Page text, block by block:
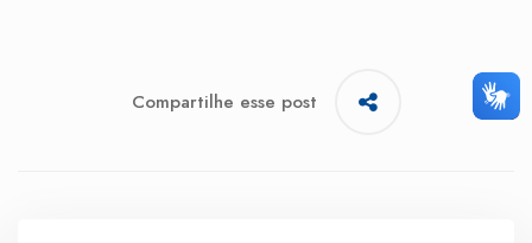
Compartilhe esse post